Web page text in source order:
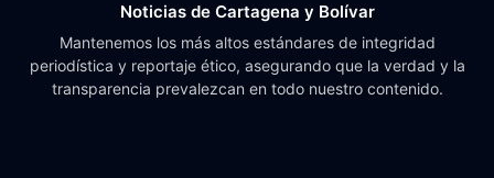
Noticias de Cartagena y Bolívar
Mantenemos los más altos estándares de integridad
periodística y reportaje ético, asegurando que la verdad y la
transparencia prevalezcan en todo nuestro contenido.